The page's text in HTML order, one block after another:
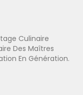
Culinaire
Des Maîtres
En Génération.